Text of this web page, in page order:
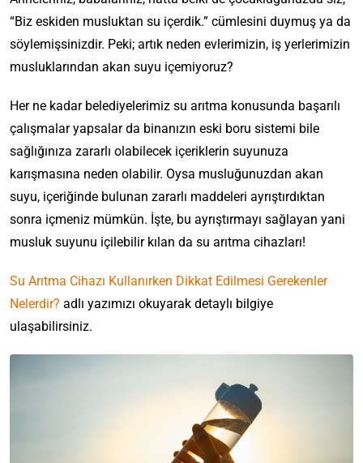
“Biz eskiden musluktan su içerdik.” cümlesini duymuş ya da
söylemişsinizdir. Peki; artık neden evlerimizin, iş yerlerimizin
musluklarından akan suyu içemiyoruz?
Her ne kadar belediyelerimiz su arıtma konusunda başarılı
çalışmalar yapsalar da binanızın eski boru sistemi bile
sağlığınıza zararlı olabilecek içeriklerin suyunuza
karışmasına neden olabilir. Oysa musluğunuzdan akan
suyu, içeriğinde bulunan zararlı maddeleri ayrıştırdıktan
sonra içmeniz mümkün. İşte, bu ayrıştırmayı sağlayan yani
musluk suyunu içilebilir kılan da su arıtma cihazları!
Su Arıtma Cihazı Kullanırken Dikkat Edilmesi Gerekenler
Nelerdir? adlı yazımızı okuyarak detaylı bilgiye
ulaşabilirsiniz.